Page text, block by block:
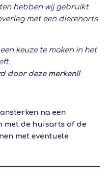
hebben wij gebruikt
met een dierenarts
keuze te maken in het
door deze merken!!
na een
met de huisarts of de
met eventuele